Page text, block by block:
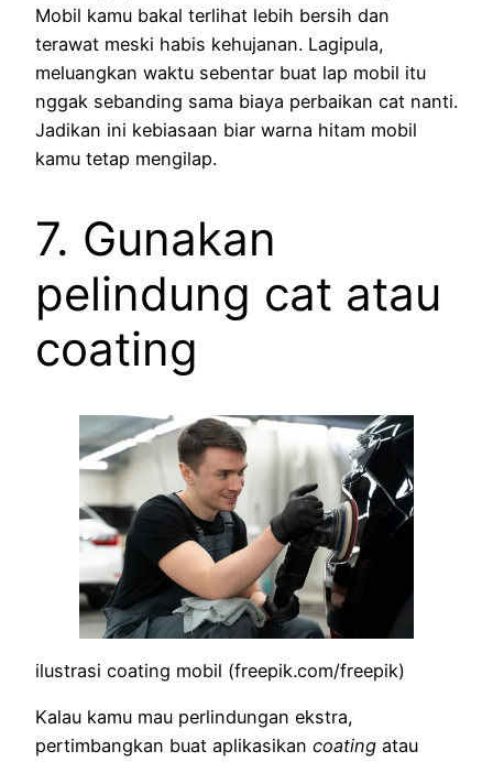
Mobil kamu bakal terlihat lebih bersih dan
terawat meski habis kehujanan. Lagipula,
meluangkan waktu sebentar buat lap mobil itu
nggak sebanding sama biaya perbaikan cat nanti.
Jadikan ini kebiasaan biar warna hitam mobil
kamu tetap mengilap.
7. Gunakan
pelindung cat atau
coating
ilustrasi coating mobil (freepik.com/freepik)
Kalau kamu mau perlindungan ekstra,
pertimbangkan buat aplikasikan coating atau